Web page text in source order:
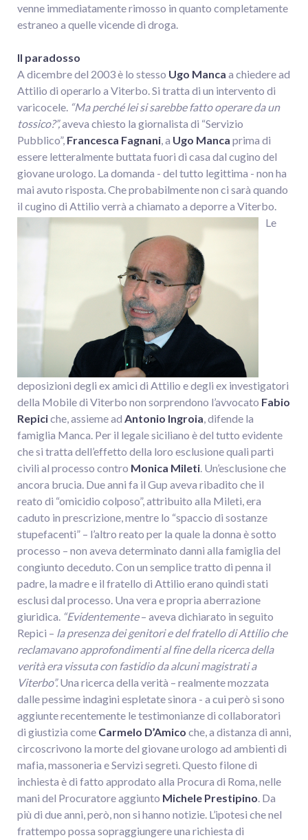
venne immediatamente rimosso in quanto completamente
estraneo a quelle vicende di droga.
Il paradosso
A dicembre del 2003 è lo stesso Ugo Manca a chiedere ad
Attilio di operarlo a Viterbo. Si tratta di un intervento di
varicocele. “Ma perché lei si sarebbe fatto operare da un
tossico?”,aveva chiesto la giornalista di “Servizio
Pubblico”, Francesca Fagnani, a Ugo Manca prima di
essere letteralmente buttata fuori di casa dal cugino del
giovane urologo. La domanda - del tutto legittima - non ha
mai avuto risposta. Che probabilmente non ci sarà quando
il cugino di Attilio verrà a chiamato a deporre a Viterbo.
Le
deposizioni degli ex amici di Attilio e degli ex investigatori
della Mobile di Viterbo non sorprendono l’avvocato Fabio
Repiciche, assieme ad Antonio Ingroia, difende la
famiglia Manca. Per il legale siciliano è del tutto evidente
che si tratta dell’effetto della loro esclusione quali parti
civili al processo contro Monica Mileti. Un’esclusione che
ancora brucia. Due anni fa il Gup aveva ribadito che il
reato di “omicidio colposo”, attribuito alla Mileti, era
caduto in prescrizione, mentre lo “spaccio di sostanze
stupefacenti” – l’altro reato per la quale la donna è sotto
processo – non aveva determinato danni alla famiglia del
congiunto deceduto. Con un semplice tratto di penna il
padre, la madre e il fratello di Attilio erano quindi stati
esclusi dal processo. Una vera e propria aberrazione
giuridica. “Evidentemente– aveva dichiarato in seguito
Repici – la presenza dei genitori e del fratello di Attilio che
reclamavano approfondimenti al fine della ricerca della
verità era vissuta con fastidio da alcuni magistrati a
Viterbo”.Una ricerca della verità – realmente mozzata
dalle pessime indagini espletate sinora - a cui però si sono
aggiunte recentemente le testimonianze di collaboratori
di giustizia come Carmelo D’Amico che, a distanza di anni,
circoscrivono la morte del giovane urologo ad ambienti di
mafia, massoneria e Servizi segreti. Questo filone di
inchiesta è di fatto approdato alla Procura di Roma, nelle
mani del Procuratore aggiunto Michele Prestipino. Da
più di due anni, però, non si hanno notizie. L’ipotesi che nel
frattempo possa sopraggiungere una richiesta di